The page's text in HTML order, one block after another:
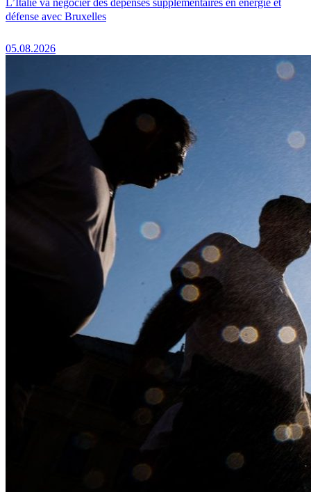
L’Italie va négocier des dépenses supplémentaires en énergie et
défense avec Bruxelles
05.08.2026